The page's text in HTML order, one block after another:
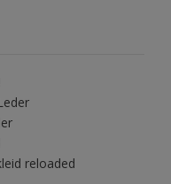
reloaded